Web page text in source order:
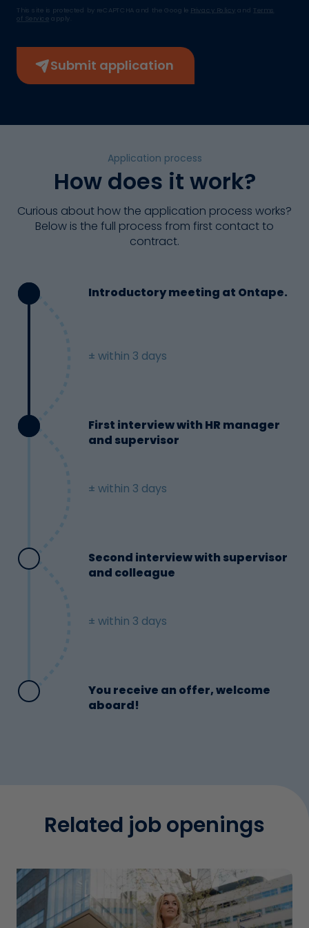
This site is protected by reCAPTCHA and the Google Privacy Policy and Terms
of Service apply.
Submit application
Application process
How does it work?
Curious about how the application process works?
Below is the full process from first contact to
contract.
± within 3 days
Introductory meeting at Ontape.
± within 3 days
First interview with HR manager
and supervisor
± within 3 days
Second interview with supervisor
and colleague
You receive an offer, welcome
aboard!
Related job openings